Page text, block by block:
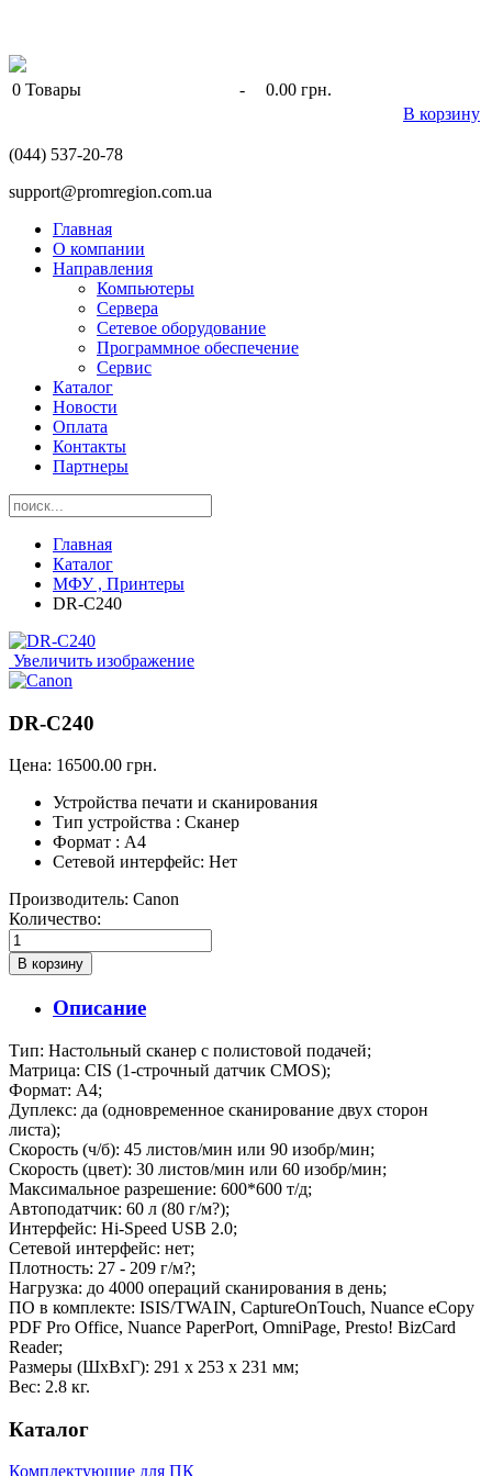
0 Товары -
0.00 грн.
В корзину
(044) 537-20-78
support@promregion.com.ua
Главная
О компании
Направления
Компьютеры
Сервера
Сетевое оборудование
Программное обеспечение
Сервис
Каталог
Новости
Оплата
Контакты
Партнеры
Главная
Каталог
МФУ , Принтеры
DR-C240
Увеличить изображение
DR-C240
Цена: 16500.00 грн.
Устройства печати и сканирования
Тип устройства : Сканер
Формат : А4
Сетевой интерфейс: Нет
Производитель: Canon
Количество:
Описание
Тип: Настольный сканер с полистовой подачей;
Матрица: CIS (1-строчный датчик CMOS);
Формат: А4;
Дуплекс: да (одновременное сканирование двух сторон
листа);
Скорость (ч/б): 45 листов/мин или 90 изобр/мин;
Скорость (цвет): 30 листов/мин или 60 изобр/мин;
Максимальное разрешение: 600*600 т/д;
Автоподатчик: 60 л (80 г/м?);
Интерфейс: Hi-Speed USB 2.0;
Сетевой интерфейс: нет;
Плотность: 27 - 209 г/м?;
Нагрузка: до 4000 операций сканирования в день;
ПО в комплекте: ISIS/TWAIN, CaptureOnTouch, Nuance eCopy
PDF Pro Office, Nuance PaperPort, OmniPage, Presto! BizCard
Reader;
Размеры (ШхВхГ): 291 x 253 x 231 мм;
Вес: 2.8 кг.
Каталог
Комплектующие для ПК